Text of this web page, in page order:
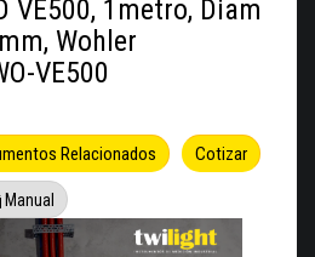
VE500, 1metro, Diam
Wohler
VE500
Cotizar
Relacionados
Manual